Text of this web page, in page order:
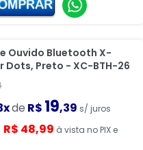
Ouvido Bluetooth X-
Dots, Preto - XC-BTH-26
de R$ 19,39 s/ juros
R$ 48,99 à vista no PIX e